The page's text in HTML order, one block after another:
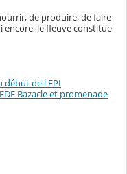
de produire, de faire
encore, le fleuve constitue
début de l'EPI
Bazacle et promenade